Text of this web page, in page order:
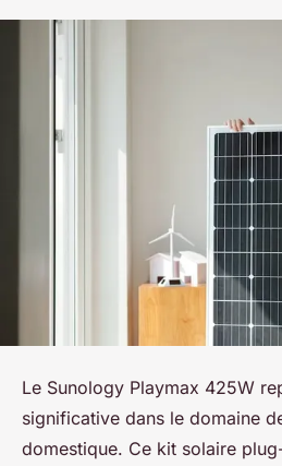
Le Sunology Playmax 425W
significative dans le domaine
domestique. Ce kit solaire